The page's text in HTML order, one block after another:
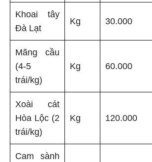
Khoai tây
Đà Lạt
Kg 30.000
Mãng cầu
(4-5
trái/kg)
Kg 60.000
Xoài cát
Hòa Lộc (2
trái/kg)
Kg 120.000
Cam sành